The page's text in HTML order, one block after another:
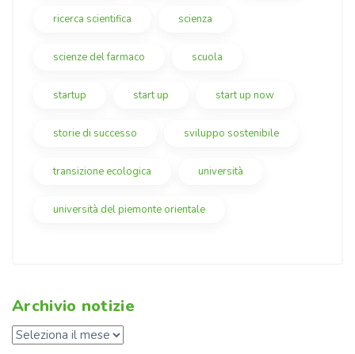
ricerca scientifica scienza
scienze del farmaco scuola
startup start up start up now
storie di successo sviluppo sostenibile
transizione ecologica università
università del piemonte orientale
Archivio notizie